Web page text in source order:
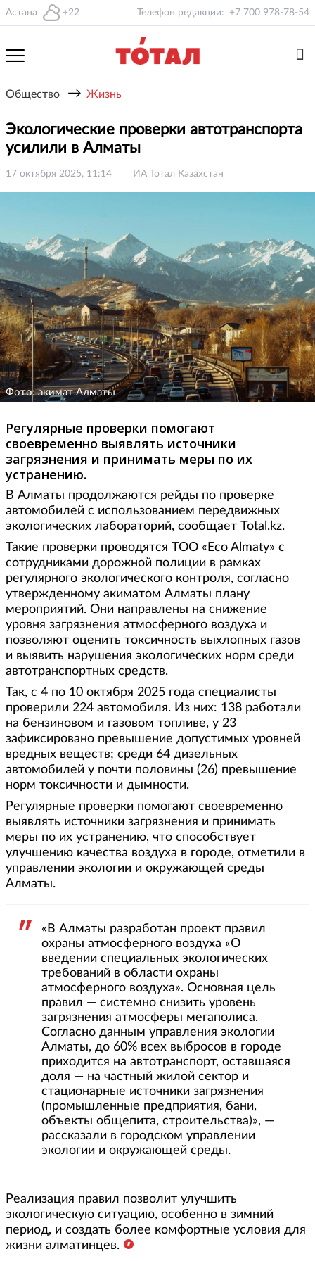
Астана +22 Телефон редакции: +7 700 978-78-54
Общество → Жизнь
Экологические проверки автотранспорта
усилили в Алматы
17 октября 2025, 11:14 ИА Тотал Казахстан
Фото: акимат Алматы
Регулярные проверки помогают
своевременно выявлять источники
загрязнения и принимать меры по их
устранению.
В Алматы продолжаются рейды по проверке
автомобилей с использованием передвижных
экологических лабораторий, сообщает Total.kz.
Такие проверки проводятся ТОО «Eco Almaty» с
сотрудниками дорожной полиции в рамках
регулярного экологического контроля, согласно
утвержденному акиматом Алматы плану
мероприятий. Они направлены на снижение
уровня загрязнения атмосферного воздуха и
позволяют оценить токсичность выхлопных газов
и выявить нарушения экологических норм среди
автотранспортных средств.
Так, с 4 по 10 октября 2025 года специалисты
проверили 224 автомобиля. Из них: 138 работали
на бензиновом и газовом топливе, у 23
зафиксировано превышение допустимых уровней
вредных веществ; среди 64 дизельных
автомобилей у почти половины (26) превышение
норм токсичности и дымности.
Регулярные проверки помогают своевременно
выявлять источники загрязнения и принимать
меры по их устранению, что способствует
улучшению качества воздуха в городе, отметили в
управлении экологии и окружающей среды
Алматы.
«В Алматы разработан проект правил
охраны атмосферного воздуха «О
введении специальных экологических
требований в области охраны
атмосферного воздуха». Основная цель
правил — системно снизить уровень
загрязнения атмосферы мегаполиса.
Согласно данным управления экологии
Алматы, до 60% всех выбросов в городе
приходится на автотранспорт, оставшаяся
доля — на частный жилой сектор и
стационарные источники загрязнения
(промышленные предприятия, бани,
объекты общепита, строительства)», —
рассказали в городском управлении
экологии и окружающей среды.
Реализация правил позволит улучшить
экологическую ситуацию, особенно в зимний
период, и создать более комфортные условия для
жизни алматинцев.